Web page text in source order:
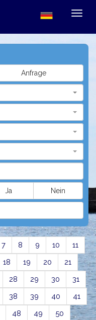
Anfrage
Ja Nein
7 8 9 10
11
18 19 20
21
28 29 30
31
38 39 40
41
48 49
50